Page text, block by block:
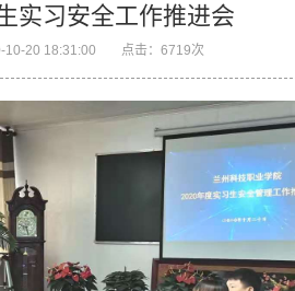
实习安全工作推进会
10-20 18:31:00 点击： 6719次